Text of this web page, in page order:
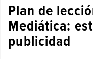
Plan de
Mediática:
publicidad